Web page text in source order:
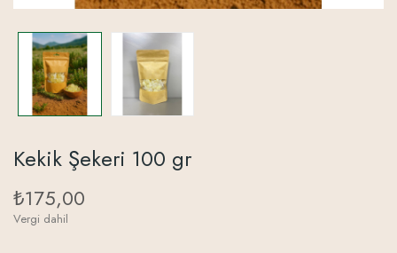
Kekik Şekeri 100 gr
₺175,00
Vergi dahil